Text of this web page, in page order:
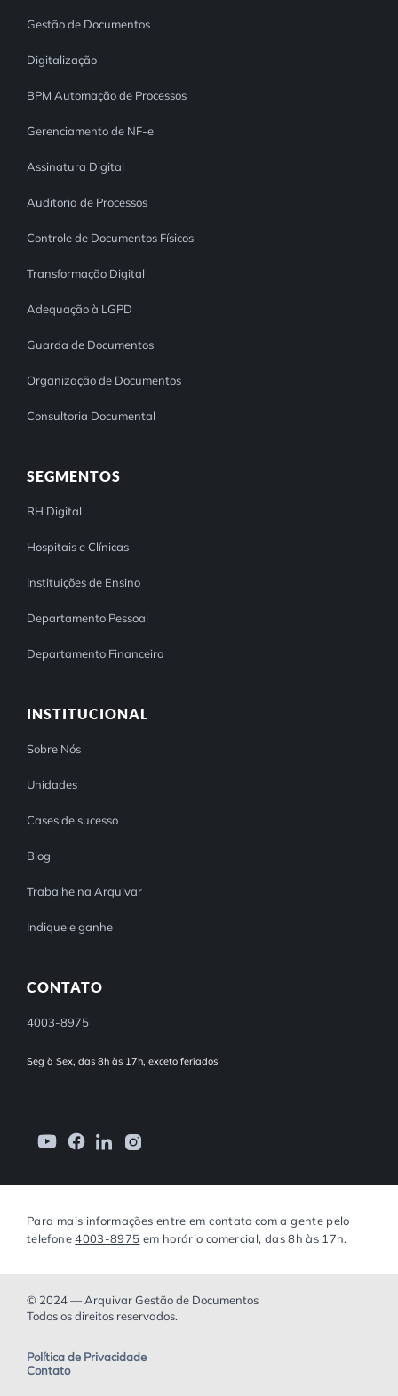
Gestão de Documentos
Digitalização
BPM Automação de Processos
Gerenciamento de NF-e
Assinatura Digital
Auditoria de Processos
Controle de Documentos Físicos
Transformação Digital
Adequação à LGPD
Guarda de Documentos
Organização de Documentos
Consultoria Documental
SEGMENTOS
RH Digital
Hospitais e Clínicas
Instituições de Ensino
Departamento Pessoal
Departamento Financeiro
INSTITUCIONAL
Sobre Nós
Unidades
Cases de sucesso
Blog
Trabalhe na Arquivar
Indique e ganhe
CONTATO
4003-8975
Seg à Sex, das 8h às 17h, exceto feriados
Para mais informações entre em contato com a gente pelo
telefone4003-8975 em horário comercial, das 8h às 17h.
© 2024 — Arquivar Gestão de Documentos
Todos os direitos reservados.
Política de Privacidade
Contato